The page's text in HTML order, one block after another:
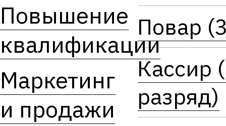
Повышение
квалификации
Маркетинг
и продажи
Повар
Кассир
разряд)